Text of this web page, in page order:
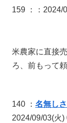
159 ： ：
米農家に直接
ろ、前もって
140 ： 名無し
2024/09/03(火